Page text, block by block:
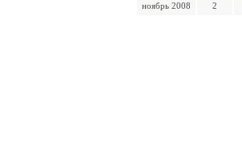
ноябрь 2008 2